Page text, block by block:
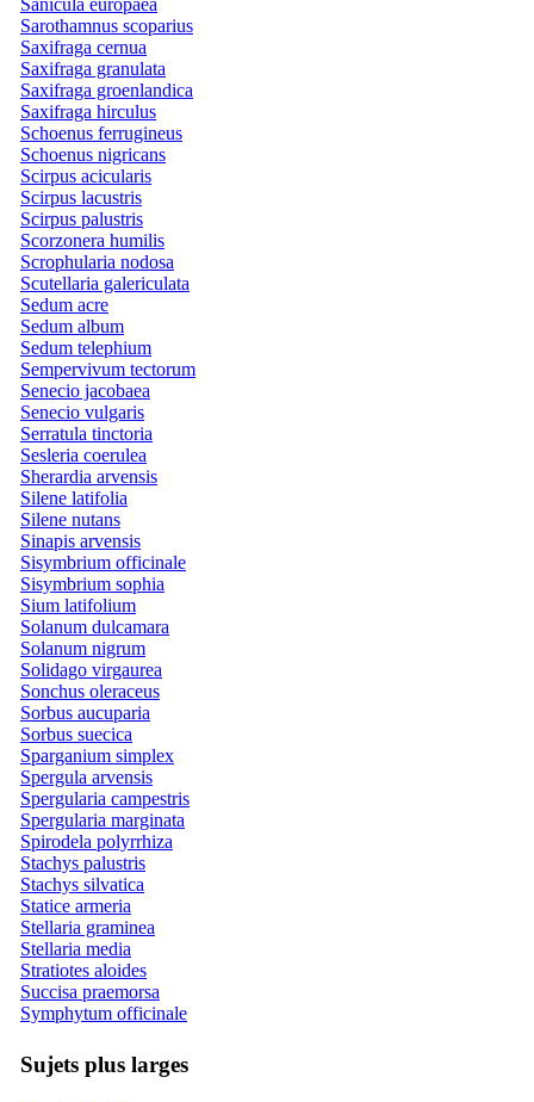
Sarothamnus scoparius
Saxifraga cernua
Saxifraga granulata
Saxifraga groenlandica
Saxifraga hirculus
Schoenus ferrugineus
Schoenus nigricans
Scirpus acicularis
Scirpus lacustris
Scirpus palustris
Scorzonera humilis
Scrophularia nodosa
Scutellaria galericulata
Sedum acre
Sedum album
Sedum telephium
Sempervivum tectorum
Senecio jacobaea
Senecio vulgaris
Serratula tinctoria
Sesleria coerulea
Sherardia arvensis
Silene latifolia
Silene nutans
Sinapis arvensis
Sisymbrium officinale
Sisymbrium sophia
Sium latifolium
Solanum dulcamara
Solanum nigrum
Solidago virgaurea
Sonchus oleraceus
Sorbus aucuparia
Sorbus suecica
Sparganium simplex
Spergula arvensis
Spergularia campestris
Spergularia marginata
Spirodela polyrrhiza
Stachys palustris
Stachys silvatica
Statice armeria
Stellaria graminea
Stellaria media
Stratiotes aloides
Succisa praemorsa
Symphytum officinale
Sujets plus larges